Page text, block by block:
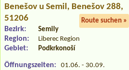
Benešov u Semil , Benešov 288,
51206
Route suchen »
Bezirk: Semily
Region: Liberec Region
Gebiet: Podkrkonoší
Öffnungszeiten: 01.06. - 30.09.